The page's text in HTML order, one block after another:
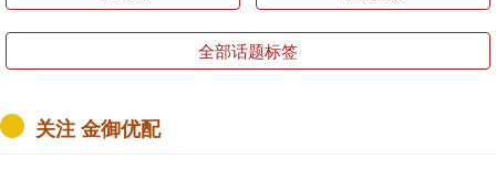
全部话题标签
关注 金御优配